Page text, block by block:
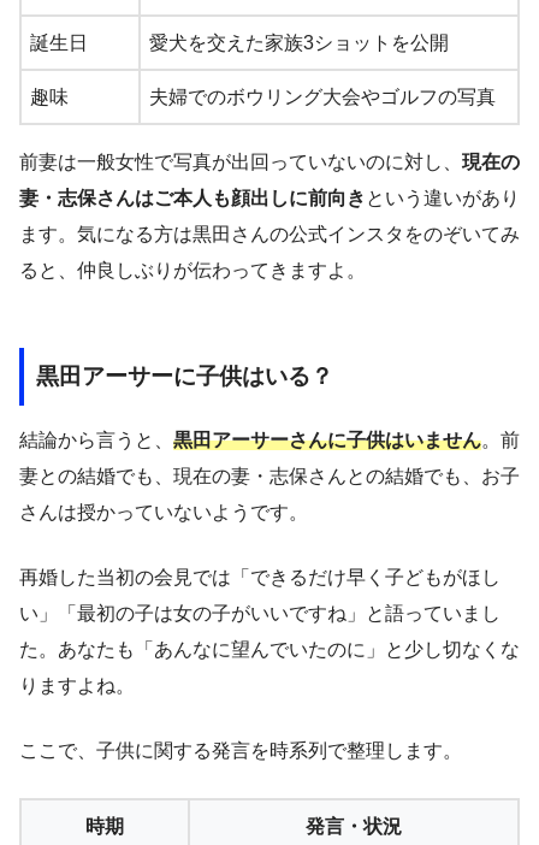
誕生日 愛犬を交えた家族3ショットを公開
趣味 夫婦でのボウリング大会やゴルフの写真
前妻は一般女性で写真が出回っていないのに対し、 現在の
妻・志保さんはご本人も顔出しに前向き という違いがあり
ます。気になる方は黒田さんの公式インスタをのぞいてみ
ると、仲良しぶりが伝わってきますよ。
黒田アーサーに子供はいる？
結論から言うと、 黒田アーサーさんに子供はいません。前
妻との結婚でも、現在の妻・志保さんとの結婚でも、お子
さんは授かっていないようです。
再婚した当初の会見では「できるだけ早く子どもがほし
い」「最初の子は女の子がいいですね」と語っていまし
た。あなたも「あんなに望んでいたのに」と少し切なくな
りますよね。
ここで、子供に関する発言を時系列で整理します。
時期 発言・状況